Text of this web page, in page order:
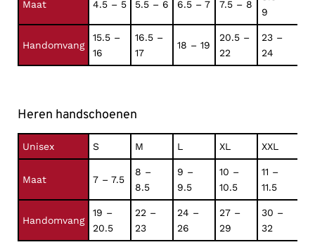
Maat 4.5 – 5 5.5 – 6 6.5 – 7 7.5 – 8
9
Handomvang
15.5 –
16
16.5 –
17
18 – 19
20.5 –
22
23 –
24
Heren handschoenen
Unisex S M L XL XXL
Maat 7 – 7.5
8 –
8.5
9 –
9.5
10 –
10.5
11 –
11.5
Handomvang
19 –
20.5
22 –
23
24 –
26
27 –
29
30 –
32